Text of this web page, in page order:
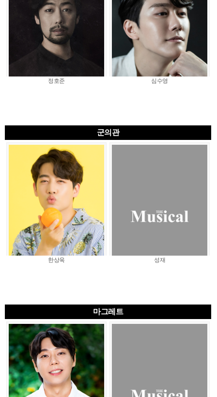
정호준 심수영
군의관
한상욱 성재
마그레트